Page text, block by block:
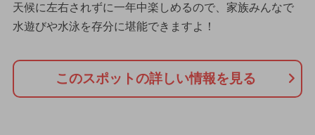
天候に左右されずに一年中楽しめるので、家族みんなで
水遊びや水泳を存分に堪能できますよ！
このスポットの詳しい情報を見る